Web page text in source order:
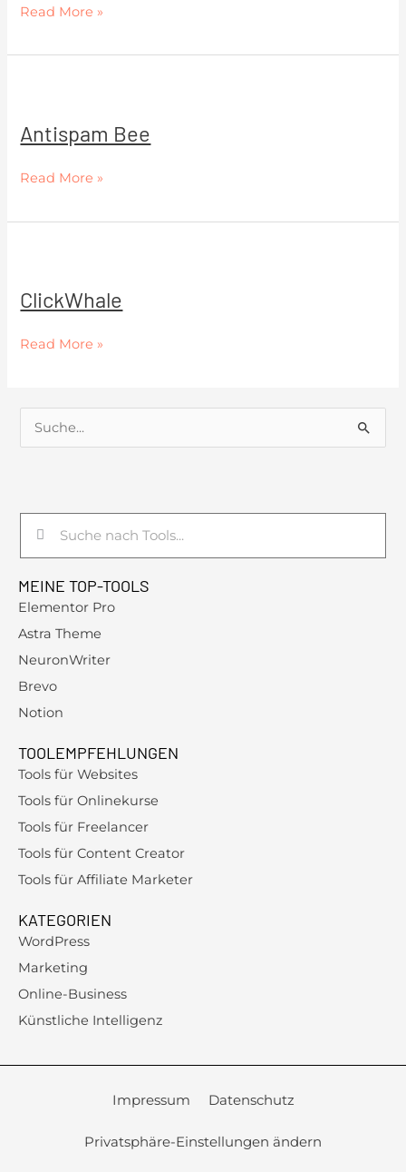
Read More »
Antispam Bee
Read More »
ClickWhale
Read More »
h
n
n
a
c
h
:
MEINE TOP-TOOLS
Elementor Pro
Astra Theme
NeuronWriter
Brevo
Notion
TOOLEMPFEHLUNGEN
Tools für Websites
Tools für Onlinekurse
Tools für Freelancer
Tools für Content Creator
Tools für Affiliate Marketer
KATEGORIEN
WordPress
Marketing
Online-Business
Künstliche Intelligenz
Impressum Datenschutz
Privatsphäre-Einstellungen ändern